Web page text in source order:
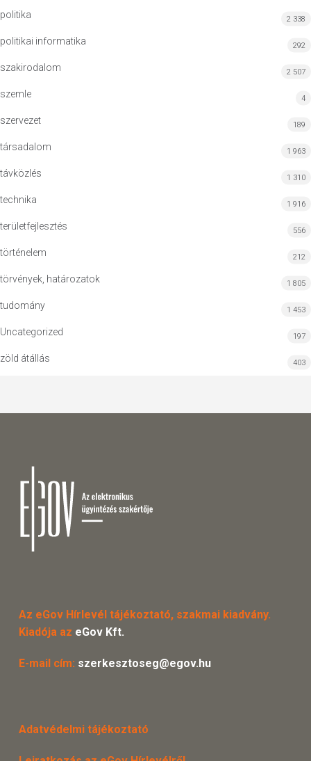
politika 2 338
politikai informatika 292
szakirodalom 2 507
szemle 4
szervezet 189
társadalom 1 963
távközlés 1 310
technika 1 916
területfejlesztés 556
történelem 212
törvények, határozatok 1 805
tudomány 1 453
Uncategorized 197
zöld átállás 403
Az eGov Hírlevél tájékoztató, szakmai kiadvány.
Kiadója az eGov Kft.
E-mail cím: szerkesztoseg@egov.hu
Adatvédelmi tájékoztató